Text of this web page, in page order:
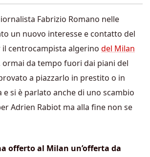
Fabrizio Romano nelle
un nuovo interesse e contatto del
centrocampista algerino del Milan
ormai da tempo fuori dai piani del
a piazzarlo in prestito o in
si è parlato anche di uno scambio
Adrien Rabiot ma alla fine non se
offerto al Milan un’offerta da